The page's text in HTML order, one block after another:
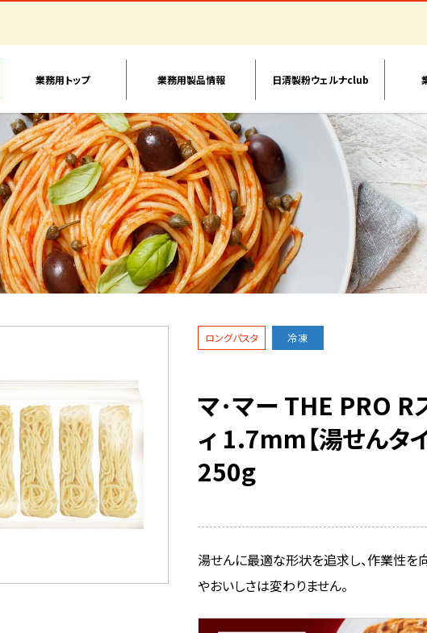
業務用トップ 業務用製品情報 日清製粉ウェルナclub
ロングパスタ 冷凍
マ･マー THE PRO R
ィ 1.7mm【湯せんタ
250g
湯せんに最適な形状を追求し、作業性を
やおいしさは変わりません。